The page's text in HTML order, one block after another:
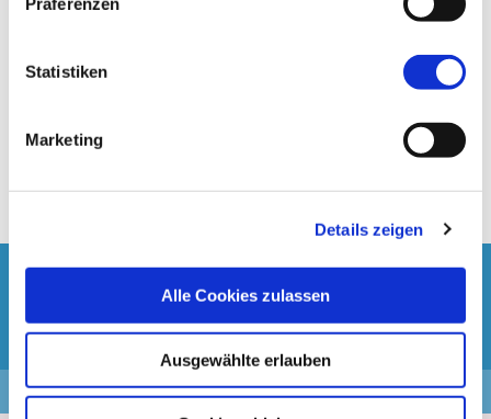
Statistiken
Marketing
Details zeigen
Alle Cookies zulassen
Ausgewählte erlauben
Achtung:
werden.
Bitte achtet auf den entsprechenden Link!
Fragen zur Buchung?
+49 2166 39 84 727
Kassenzettel